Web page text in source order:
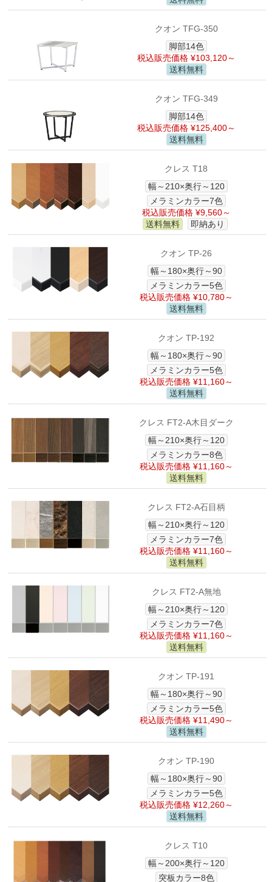
クオン TFG-350
脚部14色
税込販売価格 ¥103,120～
送料無料
クオン TFG-349
脚部14色
税込販売価格 ¥125,400～
送料無料
クレス T18
幅～210×奥行～120
メラミンカラー7色
税込販売価格 ¥9,560～
送料無料
即納あり
クオン TP-26
幅～180×奥行～90
メラミンカラー5色
税込販売価格 ¥10,780～
送料無料
クオン TP-192
幅～180×奥行～90
メラミンカラー5色
税込販売価格 ¥11,160～
送料無料
クレス FT2-A木目ダーク
幅～210×奥行～120
メラミンカラー8色
税込販売価格 ¥11,160～
送料無料
クレス FT2-A石目柄
幅～210×奥行～120
メラミンカラー7色
税込販売価格 ¥11,160～
送料無料
クレス FT2-A無地
幅～210×奥行～120
メラミンカラー7色
税込販売価格 ¥11,160～
送料無料
クオン TP-191
幅～180×奥行～90
メラミンカラー5色
税込販売価格 ¥11,490～
送料無料
クオン TP-190
幅～180×奥行～90
メラミンカラー5色
税込販売価格 ¥12,260～
送料無料
クレス T10
幅～200×奥行～120
突板カラー8色